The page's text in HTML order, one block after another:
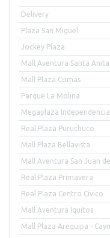
Delivery
Plaza San Miguel
Jockey Plaza
Mall Aventura Santa Anita
Mall Plaza Comas
Parque La Molina
Megaplaza Independencia
Real Plaza Puruchuco
Mall Plaza Bellavista
Mall Aventura San Juan
Real Plaza Primavera
Real Plaza Centro Civico
Mall Aventura Iquitos
Mall Plaza Arequipa -